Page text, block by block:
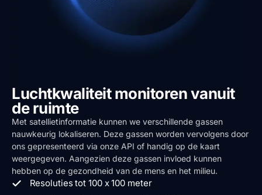
Luchtkwaliteit monitoren vanuit
de ruimte
Met satellietinformatie kunnen we verschillende gassen
nauwkeurig lokaliseren. Deze gassen worden vervolgens door
ons gepresenteerd via onze API of handig op de kaart
weergegeven. Aangezien deze gassen invloed kunnen
hebben op de gezondheid van de mens en het milieu.
Resoluties tot 100 x 100 meter